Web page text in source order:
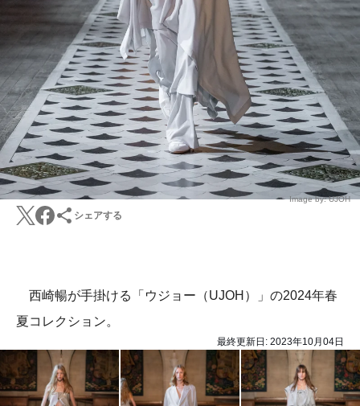
Image by: UJOH
シェアする
西崎暢が手掛ける「ウジョー（UJOH）」の2024年春
夏コレクション。
最終更新日: 2023年10月04日